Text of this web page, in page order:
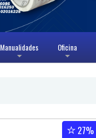
+
Manualidades
+
Oficina
27%